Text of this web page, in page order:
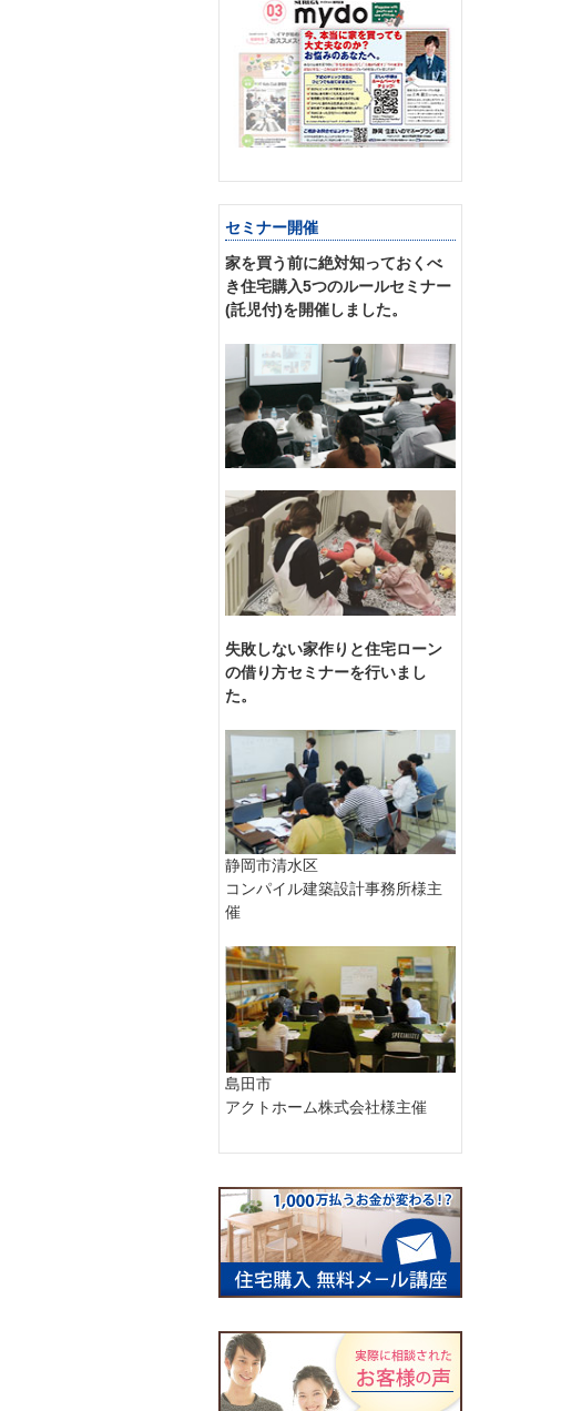
セミナー開催
家を買う前に絶対知っておくべ
き住宅購入5つのルールセミナー
(託児付)を開催しました。
失敗しない家作りと住宅ローン
の借り方セミナーを行いまし
た。
静岡市清水区
コンパイル建築設計事務所様主
催
島田市
アクトホーム株式会社様主催